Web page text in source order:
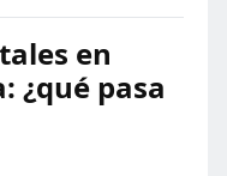
en
¿qué pasa